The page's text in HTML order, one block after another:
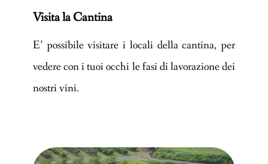
Visita la Cantina
E’ possibile visitare i locali della cantina, per
vedere con i tuoi occhi le fasi di lavorazione dei
nostri vini.